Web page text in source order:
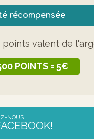
récompensée
points valent de
POINTS = 5€
NOUS